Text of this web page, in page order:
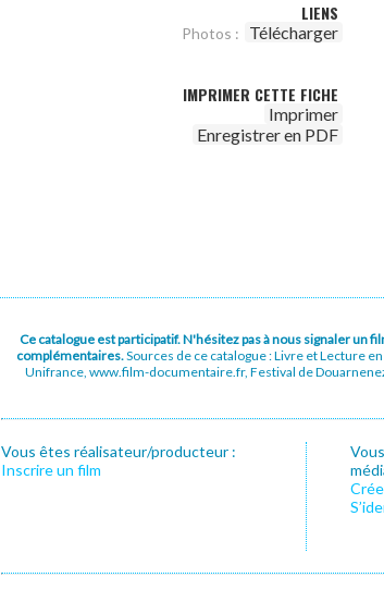
LIENS
Photos : Télécharger
IMPRIMER CETTE FICHE
Imprimer
Enregistrer en PDF
Ce catalogue est participatif. N'hésitez pas à nous signaler un
complémentaires.Sources de ce catalogue : Livre et Lecture
Unifrance, www.film-documentaire.fr, Festival de
Vous êtes réalisateur/producteur :
Inscrire un film